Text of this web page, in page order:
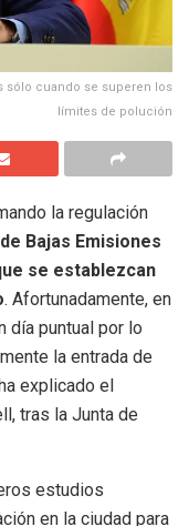
sólo cuando se superen los
límites de polución
la regulación
Bajas Emisiones
se establezcan
. Afortunadamente, en
día puntual por lo
la entrada de
explicado el
tras la Junta de
estudios
en la ciudad para